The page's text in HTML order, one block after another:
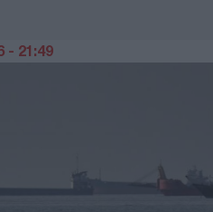
- 21:49